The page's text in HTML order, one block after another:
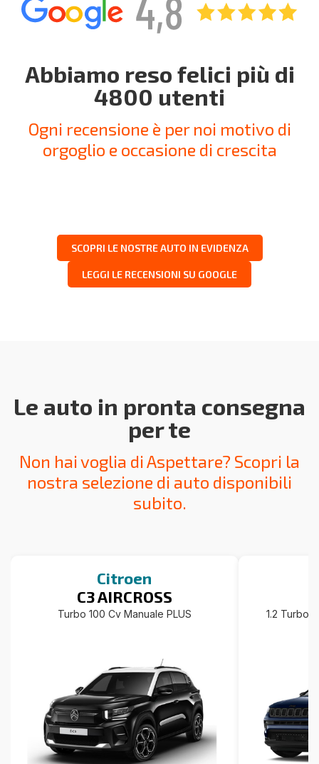
Abbiamo reso felici più di
4800 utenti
Ogni recensione è per noi motivo di
orgoglio e occasione di crescita
SCOPRI LE NOSTRE AUTO IN EVIDENZA
LEGGI LE RECENSIONI SU GOOGLE
Le auto in pronta consegna
per te
Non hai voglia di Aspettare? Scopri la
nostra selezione di auto disponibili
subito.
Citroen
C3 AIRCROSS
Turbo 100 Cv Manuale PLUS 1.2 Turbo